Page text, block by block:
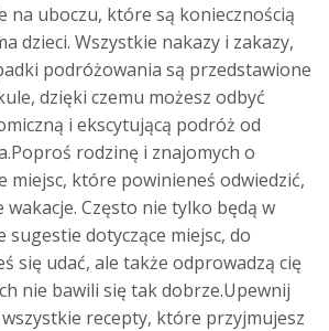
na uboczu, które są koniecznością
dzieci. Wszystkie nakazy i zakazy,
podróżowania są przedstawione
dzięki czemu możesz odbyć
i ekscytującą podróż od
rodzinę i znajomych o
miejsc, które powinieneś odwiedzić,
Często nie tylko będą w
sugestie dotyczące miejsc, do
się udać, ale także odprowadzą cię
nie bawili się tak dobrze.Upewnij
wszystkie recepty, które przyjmujesz